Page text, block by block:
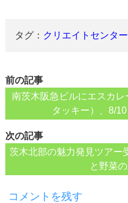
タグ： クリエイトセンター
前の記事
南茨木阪急ビルにエスカ
タッキー）、8/
次の記事
茨木北部の魅力発見ツアー
と野菜
コメントを残す